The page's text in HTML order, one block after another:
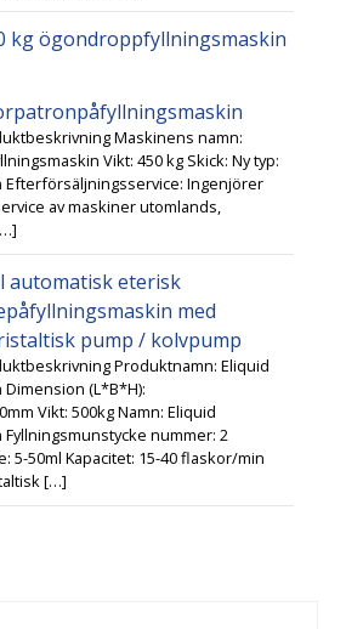
kg ögondroppfyllningsmaskin
Maskinens namn:
Vikt: 450 kg Skick: Ny typ:
Efterförsäljningsservice: Ingenjörer
av maskiner utomlands,
automatisk eterisk
med
pump / kolvpump
Produktnamn: Eliquid
Dimension (L*B*H):
Vikt: 500kg Namn: Eliquid
Fyllningsmunstycke nummer: 2
5-50ml Kapacitet: 15-40 flaskor/min
[…]